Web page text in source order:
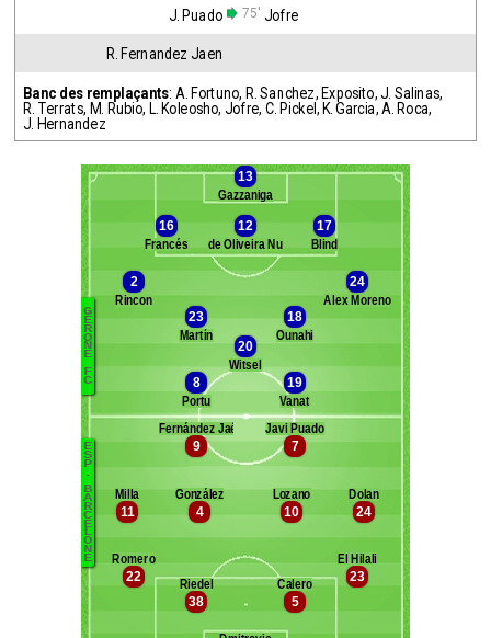
J. Puado 75' Jofre
R. Fernandez Jaen
Banc des remplaçants: A. Fortuno, R. Sanchez, Exposito,J. Salinas,
R. Terrats, M. Rubio, L. Koleosho, Jofre, C. Pickel, K. Garcia, A. Roca,
J. Hernandez